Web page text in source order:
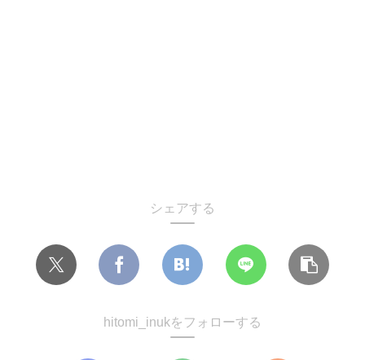
シェアする
hitomi_inukをフォローする